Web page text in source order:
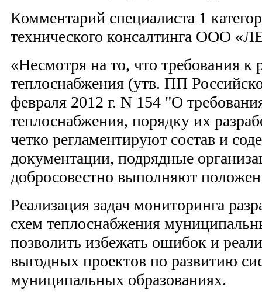
Комментарий специалиста 1
технического консалтинга ООО
«Несмотря на то, что требования к
теплоснабжения (утв. ПП
февраля 2012 г. N 154 "О
теплоснабжения, порядку их
четко регламентируют состав и
документации, подрядные
добросовестно выполняют
Реализация задач мониторинга
схем теплоснабжения
позволить избежать ошибок и
выгодных проектов по развитию
муниципальных образованиях.